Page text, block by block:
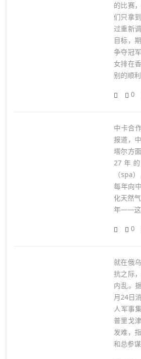
的比赛
们只拿
过重新
目标，
争夺冠
女排在
别的顺
0
中卡合
报道，
塔尔方
27年
（spa
每年向
化天然
年——这
0
就在俄
抗之际
内乱。
月24日
人军事
普里戈
发难，
和总参